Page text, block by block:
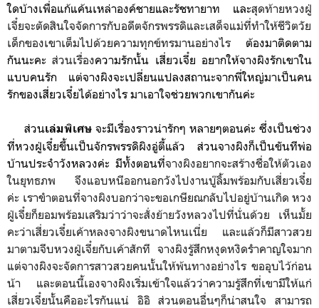
ใดบ้างเพื่อแก้แค้นเหล่าองค์ชายและรัชทายาท และสุดท้ายหวงฝู่
เจี๋ยจะตัดสินใจจัดการกับอดีตจักรพรรดิและเสด็จแม่ที่ทำให้ชีวิตวัย
เด็กของเขาเต็มไปด้วยความทุกข์ทรมานอย่างไร ต้องมาติดตาม
กันนะคะ ส่วนเรื่องความรักนั้น เสี่ยวเจี๋ย อยากให้จางผิงรักเขาใน
แบบคนรัก แต่จางผิงจะเปลี่ยนแปลงสถานะจากพี่ใหญ่มาเป็นคน
รักของเสี่ยวเจี๋ยได้อย่างไร มาเอาใจช่วยพวกเขากันค่ะ
ส่วนเล่มพิเศษ จะมีเรื่องราวน่ารักๆ หลายๆตอนค่ะ ซึ่งเป็นช่วง
ที่หวงฝู่เจี๋ยขึ้นเป็นจักรพรรดิผิงอู่ตี้แล้ว ส่วนจางผิงก็เป็นขันทีพ่อ
บ้านประจำวังหลวงค่ะ มีทั้งตอนที่จางผิงอยากจะสร้างชื่อให้ตัวเอง
ในยุทธภพ จึงแอบหนีออกนอกวังไปงานบู๊ลิ้มพร้อมกับเสี่ยวเจี๋ย
ค่ะ เราขำตอนที่จางผิงบอกว่าจะขอเกษียณกลับไปอยู่บ้านเกิด หวง
ฝู่เจี๋ยก็ยอมพร้อมเสริมว่าว่าจะสั่งย้ายวังหลวงไปที่นั่นด้วย เห็นมั้ย
คะว่าเสี่ยวเจี๋ยเค้าหลงจางผิงขนาดไหนเนี่ย และแล้วก็มีสาวสวย
มาตามจีบหวงฝู่เจี๋ยกับเค้าสักที จางผิงรู้สึกหงุดหงิดรำคาญใจมาก
แต่จางผิงจะจัดการสาวสวยคนนั้นให้พ้นทางอย่างไร ขออุบไว้ก่อน
น้า และตอนนี้เองจางผิงเริ่มเข้าใจแล้วว่าความรู้สึกที่เขามีให้แก่
เสี่ยวเจี๋ยนั้นคืออะไรกันแน่ อิอิ ส่วนตอนอื่นๆก็น่าสนใจ สามารถ